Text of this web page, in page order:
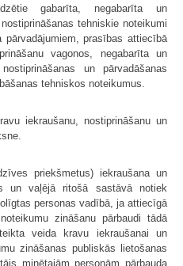
gabarīta, negabarīta un
tehniskie noteikumi
prasības attiecībā
vagonos, negabarīta un
un pārvadāšanas
tehniskos noteikumus.
iekraušanu, nostiprināšanu un
priekšmetus) iekraušana un
un vaļējā ritošā sastāvā notiek
personas vadībā, ja attiecīgā
zināšanu pārbaudi tādā
veida kravu iekraušanai un
zināšanas publiskās lietošanas
minētajām personām pārbauda